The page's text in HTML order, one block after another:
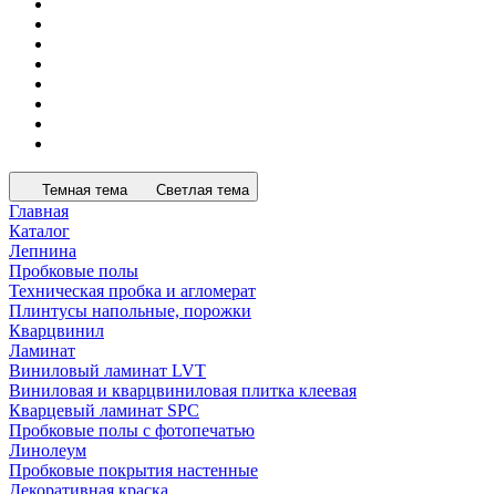
Темная тема Светлая тема
Главная
Каталог
Лепнина
Пробковые полы
Техническая пробка и агломерат
Плинтусы напольные, порожки
Кварцвинил
Ламинат
Виниловый ламинат LVT
Виниловая и кварцвиниловая плитка клеевая
Кварцевый ламинат SPC
Пробковые полы с фотопечатью
Линолеум
Пробковые покрытия настенные
Декоративная краска